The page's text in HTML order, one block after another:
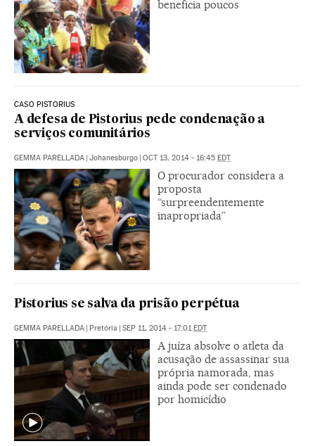
beneficia poucos
CASO PISTORIUS
A defesa de Pistorius pede condenação a
serviços comunitários
GEMMA PARELLADA | Johanesburgo | OCT 13, 2014 - 16:45 EDT
O procurador considera a
proposta
“surpreendentemente
inapropriada”
Pistorius se salva da prisão perpétua
GEMMA PARELLADA Pretória SEP 11, 2014 - 17:01 EDT
A juíza absolve o atleta da
acusação de assassinar sua
própria namorada, mas
ainda pode ser condenado
por homicídio